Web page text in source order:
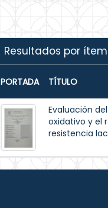
Resultados por
PORTADA TÍTULO
Evaluación
oxidativo y el
resistencia